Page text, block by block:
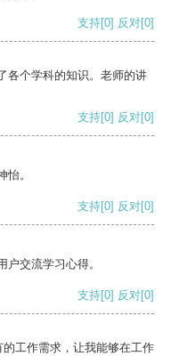
支持[0] 反对[0]
各个学科的知识。老师的讲
支持[0] 反对[0]
。
支持[0] 反对[0]
交流学习心得。
支持[0] 反对[0]
工作需求，让我能够在工作